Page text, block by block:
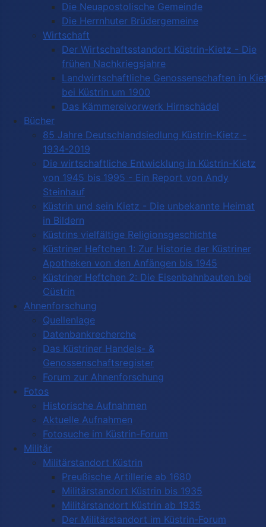
Die Neuapostolische Gemeinde
Die Herrnhuter Brüdergemeine
Wirtschaft
Der Wirtschaftsstandort Küstrin-Kietz - Die
frühen Nachkriegsjahre
Landwirtschaftliche Genossenschaften in
bei Küstrin um 1900
Das Kämmereivorwerk Hirnschädel
Bücher
85 Jahre Deutschlandsiedlung Küstrin-Kietz -
1934-2019
Die wirtschaftliche Entwicklung in Küstrin-Kietz
von 1945 bis 1995 - Ein Report von Andy
Steinhauf
Küstrin und sein Kietz - Die unbekannte Heimat
in Bildern
Küstrins vielfältige Religionsgeschichte
Küstriner Heftchen 1: Zur Historie der Küstriner
Apotheken von den Anfängen bis 1945
Küstriner Heftchen 2: Die Eisenbahnbauten bei
Cüstrin
Ahnenforschung
Quellenlage
Datenbankrecherche
Das Küstriner Handels- &
Genossenschaftsregister
Forum zur Ahnenforschung
Fotos
Historische Aufnahmen
Aktuelle Aufnahmen
Fotosuche im Küstrin-Forum
Militär
Militärstandort Küstrin
Preußische Artillerie ab 1680
Militärstandort Küstrin bis 1935
Militärstandort Küstrin ab 1935
Der Militärstandort im Küstrin-Forum